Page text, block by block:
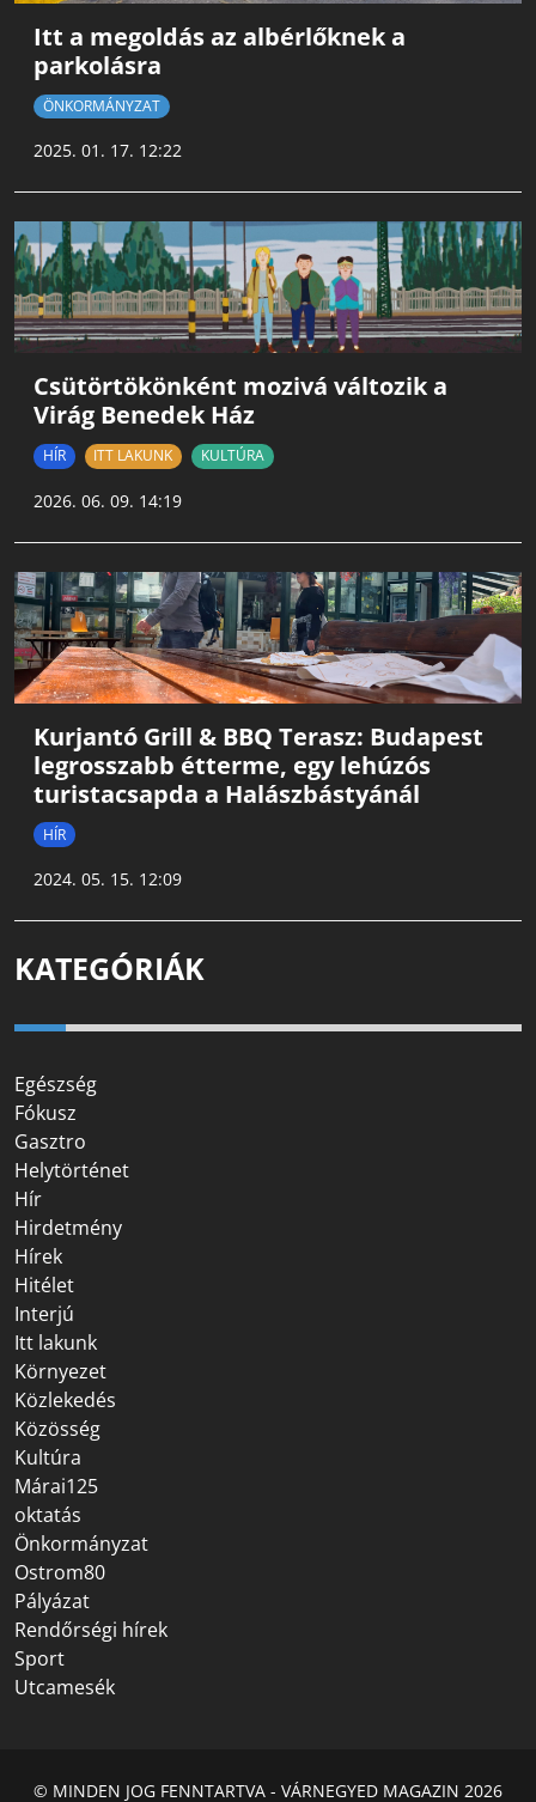
Itt a megoldás az albérlőknek a
parkolásra
ÖNKORMÁNYZAT
2025. 01. 17. 12:22
Csütörtökönként mozivá változik a
Virág Benedek Ház
HÍR ITT LAKUNK KULTÚRA
2026. 06. 09. 14:19
Kurjantó Grill & BBQ Terasz: Budapest
legrosszabb étterme, egy lehúzós
turistacsapda a Halászbástyánál
HÍR
2024. 05. 15. 12:09
KATEGÓRIÁK
Egészség
Fókusz
Gasztro
Helytörténet
Hír
Hirdetmény
Hírek
Hitélet
Interjú
Itt lakunk
Környezet
Közlekedés
Közösség
Kultúra
Márai125
oktatás
Önkormányzat
Ostrom80
Pályázat
Rendőrségi hírek
Sport
Utcamesék
© MINDEN JOG FENNTARTVA - VÁRNEGYED MAGAZIN 2026